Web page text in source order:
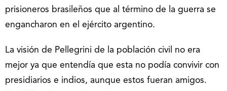
prisioneros brasileños que al término de la guerra se
engancharon en el ejército argentino.
La visión de Pellegrini de la población civil no era
mejor ya que entendía que esta no podía convivir con
presidiarios e indios, aunque estos fueran amigos.